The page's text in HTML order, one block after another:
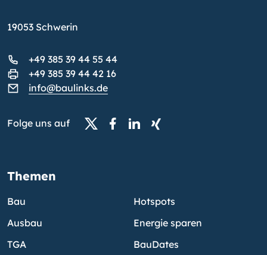
19053 Schwerin
+49 385 39 44 55 44
+49 385 39 44 42 16
info@baulinks.de
Folge uns auf
Themen
Bau
Ausbau
TGA
Hotspots
Energie sparen
BauDates